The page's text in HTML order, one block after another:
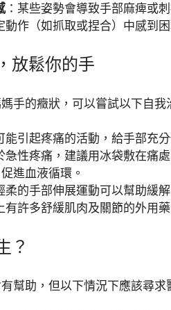
：某些姿勢會導致手部麻痺或刺
動作（如抓取或捏合）中感到困
放鬆你的手
手的癥狀，可以嘗試以下自我
能引起疼痛的活動，給手部充
急性疼痛，建議用冰袋敷在痛
進血液循環。
柔的手部伸展運動可以幫助緩
有許多舒緩肌肉及關節的外用
？
幫助，但以下情況下應該尋求